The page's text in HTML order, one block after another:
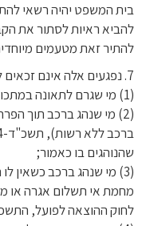
בית המשפט יהיה רשאי
להביא ראיות לסתור את
להתיר זאת מטעמים
7. נפגעים אלה אינם זכאים לפי חוק זה:
(1) מי שגרם לתאונה במתכוון;
(2) מי שנהג ברכב תוך
שהנוהגים בו כאמור;
(3) מי שנהג ברכב כשאין
לחוק ההוצאה לפועל, התשכ"ז-